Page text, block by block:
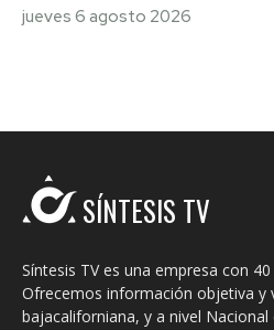
jueves 6 agosto 2026
SÍNTESIS TV
Síntesis TV es una empresa con
Ofrecemos información objetiva y
bajacaliforniana, y a nivel Nacional